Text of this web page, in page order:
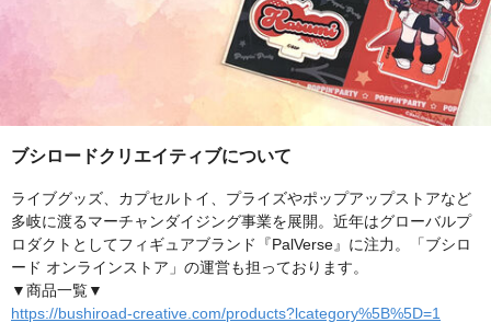
ブシロードクリエイティブについて
ライブグッズ、カプセルトイ、プライズやポップアップストアなど
多岐に渡るマーチャンダイジング事業を展開。近年はグローバルプ
ロダクトとしてフィギュアブランド『PalVerse』に注力。「ブシロ
ード オンラインストア」の運営も担っております。
▼商品一覧▼
https://bushiroad-creative.com/products?lcategory%5B%5D=1